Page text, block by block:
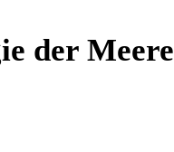
der Meere